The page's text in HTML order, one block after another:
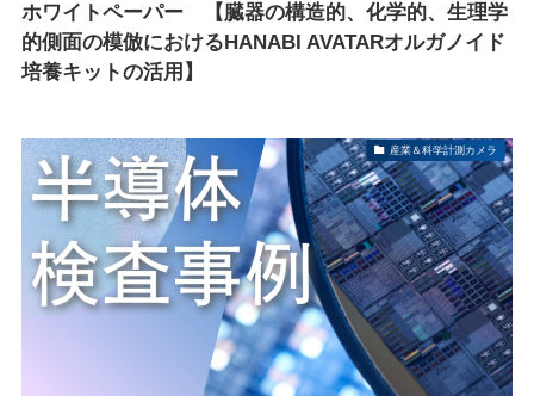
ホワイトペーパー 【臓器の構造的、化学的、生理学
的側面の模倣におけるHANABI AVATARオルガノイド
培養キットの活用】
産業＆科学計測カメラ